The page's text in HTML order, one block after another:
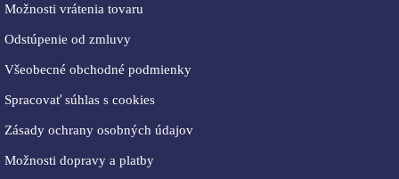
Možnosti vrátenia tovaru
Odstúpenie od zmluvy
Všeobecné obchodné podmienky
Spracovať súhlas s cookies
Zásady ochrany osobných údajov
Možnosti dopravy a platby